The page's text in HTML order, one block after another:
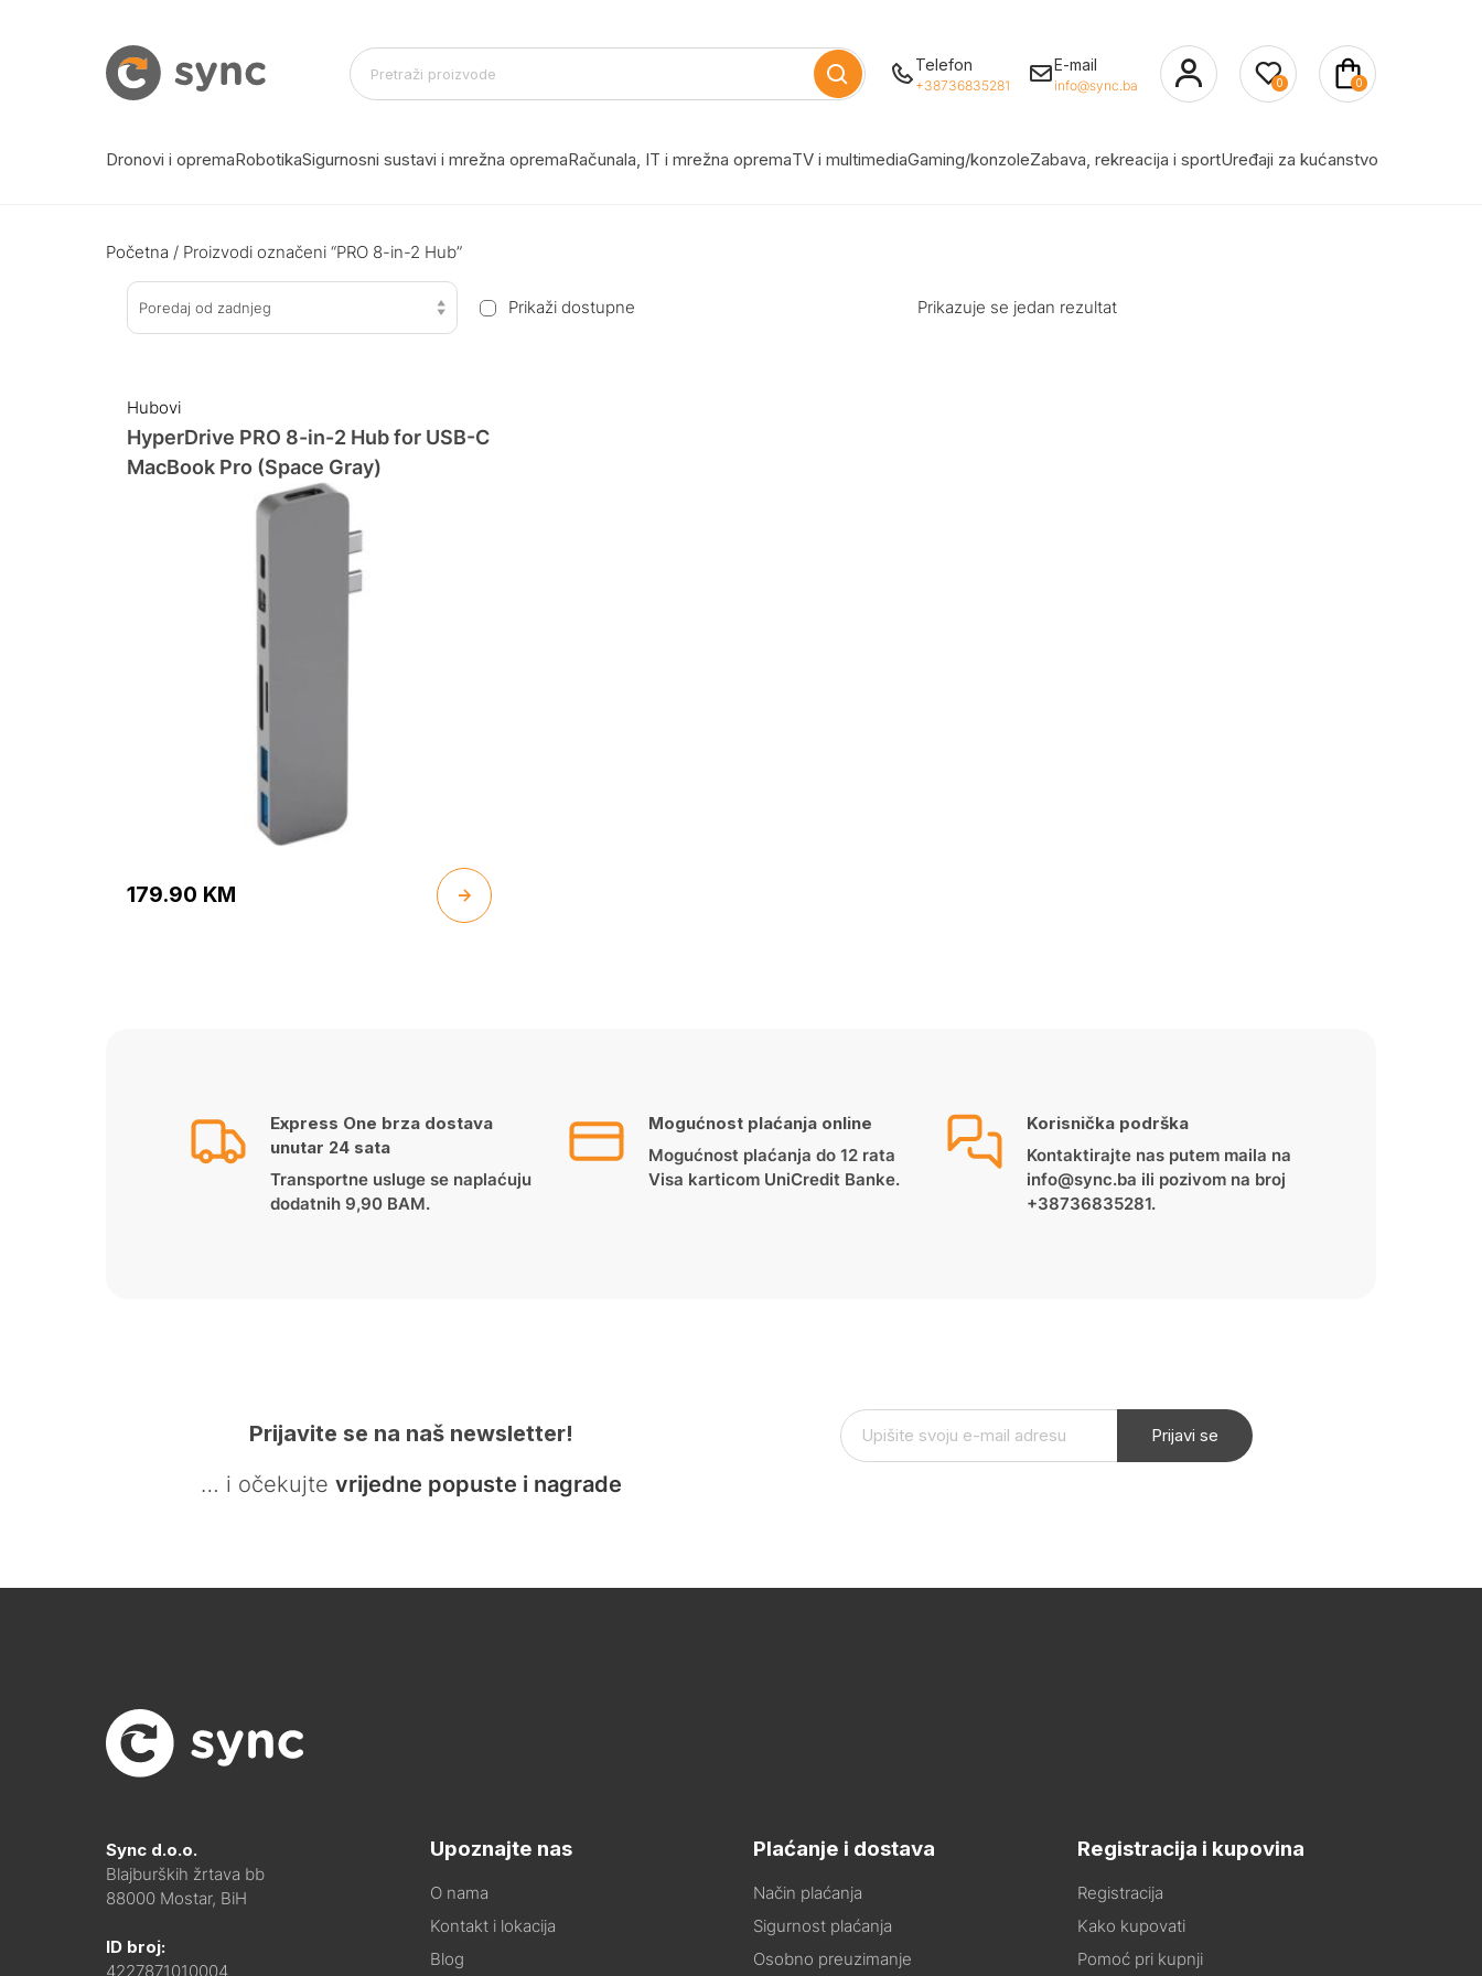
Telefon
+38736835281
E-mail
info@sync.ba 0 0
Dronovi i opremaRobotikaSigurnosni sustavi i mrežna opremaRačunala, IT i mrežna opremaTV i multimediaGaming/konzoleZabava, rekreacija i sportUređaji za kućanstvo
Početna / Proizvodi označeni “PRO 8-in-2 Hub”
Poredaj od zadnjeg Prikaži dostupne Prikazuje se jedan rezultat
Hubovi
HyperDrive PRO 8-in-2 Hub for USB-C
MacBook Pro (Space Gray)
179.90 KM
Express One brza dostava
unutar 24 sata
Transportne usluge se naplaćuju
dodatnih 9,90 BAM.
Mogućnost plaćanja online
Mogućnost plaćanja do 12 rata
Visa karticom UniCredit Banke.
Korisnička podrška
Kontaktirajte nas putem maila na
info@sync.ba ili pozivom na broj
+38736835281.
Prijavite se na naš newsletter!
… i očekujte vrijedne popuste i nagrade
Prijavi se
Sync d.o.o.
Blajburških žrtava bb
88000 Mostar, BiH
ID broj:
4227871010004
Upoznajte nas
O nama
Kontakt i lokacija
Blog
Plaćanje i dostava
Način plaćanja
Sigurnost plaćanja
Osobno preuzimanje
Registracija i kupovina
Registracija
Kako kupovati
Pomoć pri kupnji